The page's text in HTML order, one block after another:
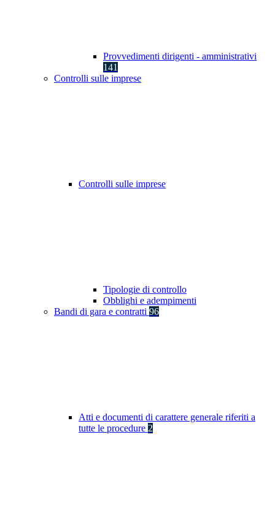
Provvedimenti dirigenti - amministrativi
141
Controlli sulle imprese
Controlli sulle imprese
Tipologie di controllo
Obblighi e adempimenti
Bandi di gara e contratti 96
Atti e documenti di carattere generale riferiti a
tutte le procedure 2